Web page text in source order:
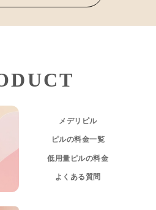
メデリピル
ピルの料金一覧
低用量ピルの料金
よくある質問